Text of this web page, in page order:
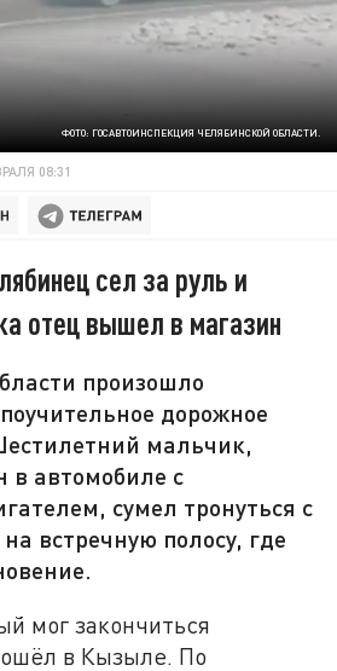
ФОТО: ГОСАВТОИНСПЕКЦИЯ ЧЕЛЯБИНСКОЙ ОБЛАСТИ.
08:31
сел за руль и
отец вышел в магазин
произошло
дорожное
мальчик,
в автомобиле с
сумел тронуться с
встречную полосу, где
мог закончиться
в Кызыле. По